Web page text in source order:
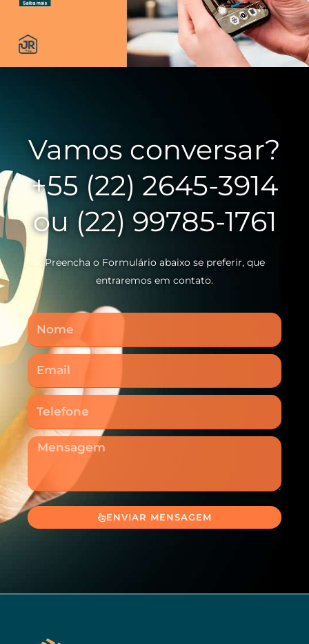
Vamos conversar?
+55 (22) 2645-3914
ou (22) 99785-1761
Preencha o Formulário abaixo se preferir, que
entraremos em contato.
Nome
Email
Telefone
Mensagem
ENVIAR MENSAGEM